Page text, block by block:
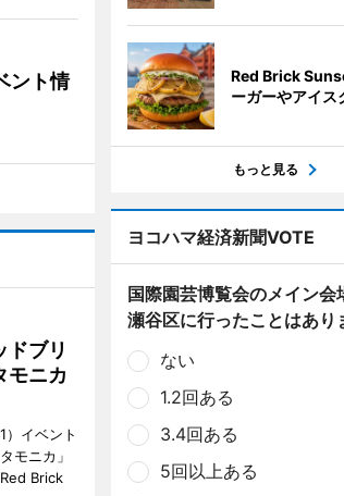
ント情
ドブリ
ニカ
）イベント
モニカ」
Brick
Red Brick
ーガーやアイス
もっと見る
ヨコハマ経済新聞VOTE
国際園芸博覧会のメイン会
瀬谷区に行ったことはあり
ない
1.2回ある
3.4回ある
5回以上ある